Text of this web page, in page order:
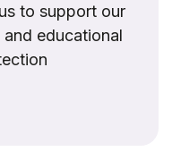
to support our
educational